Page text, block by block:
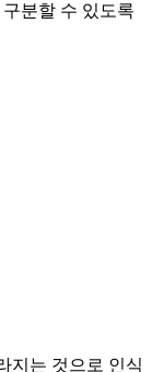
분할 수 있도록
지는 것으로 인식